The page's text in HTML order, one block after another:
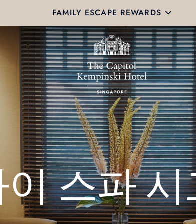
FAMILY ESCAPE REWARDS
스파